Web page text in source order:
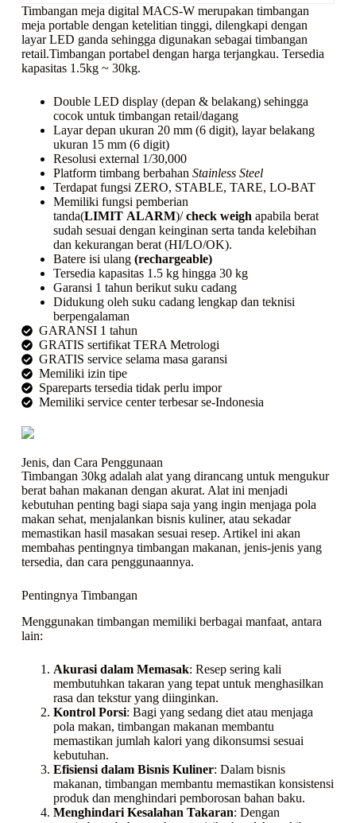
Timbangan meja digital MACS-W merupakan timbangan
meja portable dengan ketelitian tinggi, dilengkapi dengan
layar LED ganda sehingga digunakan sebagai timbangan
retail.Timbangan portabel dengan harga terjangkau. Tersedia
kapasitas 1.5kg ~ 30kg.
Double LED display (depan & belakang) sehingga
cocok untuk timbangan retail/dagang
Layar depan ukuran 20 mm (6 digit), layar belakang
ukuran 15 mm (6 digit)
Resolusi external 1/30,000
Platform timbang berbahan Stainless Steel
Terdapat fungsi ZERO, STABLE, TARE, LO-BAT
Memiliki fungsi pemberian
tanda(LIMIT ALARM)/check weigh apabila berat
sudah sesuai dengan keinginan serta tanda kelebihan
dan kekurangan berat (HI/LO/OK).
Batere isi ulang (rechargeable)
Tersedia kapasitas 1.5 kg hingga 30 kg
Garansi 1 tahun berikut suku cadang
Didukung oleh suku cadang lengkap dan teknisi
berpengalaman
GARANSI 1 tahun
GRATIS sertifikat TERA Metrologi
GRATIS service selama masa garansi
Memiliki izin tipe
Spareparts tersedia tidak perlu impor
Memiliki service center terbesar se-Indonesia
Jenis, dan Cara Penggunaan
Timbangan 30kg adalah alat yang dirancang untuk mengukur
berat bahan makanan dengan akurat. Alat ini menjadi
kebutuhan penting bagi siapa saja yang ingin menjaga pola
makan sehat, menjalankan bisnis kuliner, atau sekadar
memastikan hasil masakan sesuai resep. Artikel ini akan
membahas pentingnya timbangan makanan, jenis-jenis yang
tersedia, dan cara penggunaannya.
Pentingnya Timbangan
Menggunakan timbangan memiliki berbagai manfaat, antara
lain:
Akurasi dalam Memasak: Resep sering kali
membutuhkan takaran yang tepat untuk menghasilkan
rasa dan tekstur yang diinginkan.
Kontrol Porsi: Bagi yang sedang diet atau menjaga
pola makan, timbangan makanan membantu
memastikan jumlah kalori yang dikonsumsi sesuai
kebutuhan.
Efisiensi dalam Bisnis Kuliner: Dalam bisnis
makanan, timbangan membantu memastikan konsistensi
produk dan menghindari pemborosan bahan baku.
Menghindari Kesalahan Takaran: Dengan